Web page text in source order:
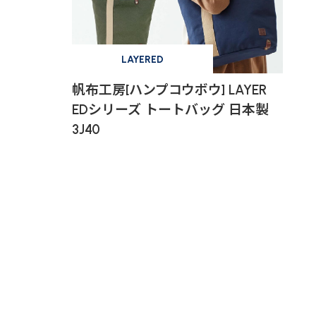
LAYERED
帆布工房[ハンプコウボウ] LAYER
EDシリーズ トートバッグ 日本製
3J40